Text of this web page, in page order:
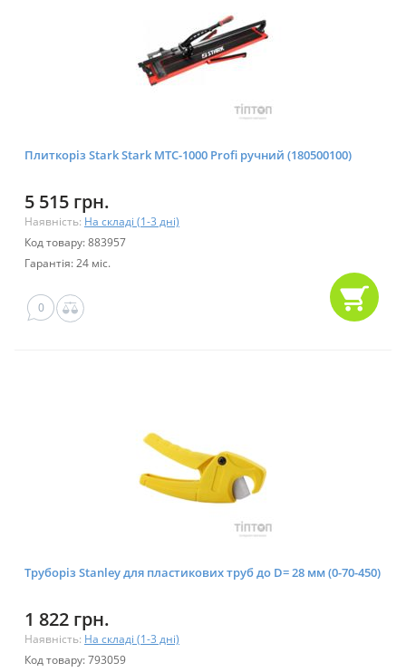
Плиткоріз Stark Stark MTC-1000 Profi ручний (180500100)
5 515 грн.
Наявність: На складі (1-3 дні)
Код товару: 883957
Гарантія: 24 міс.
0
Труборіз Stanley для пластикових труб до D= 28 мм (0-70-450)
1 822 грн.
Наявність: На складі (1-3 дні)
Код товару: 793059